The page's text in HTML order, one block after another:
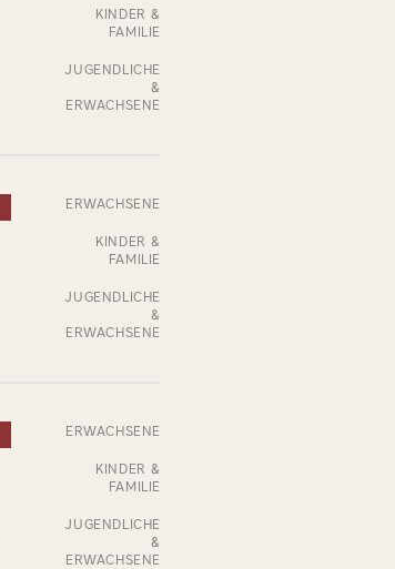
KINDER &
FAMILIE
JUGENDLICHE
&
ERWACHSENE
ERWACHSENE
KINDER &
FAMILIE
JUGENDLICHE
&
ERWACHSENE
ERWACHSENE
KINDER &
FAMILIE
JUGENDLICHE
&
ERWACHSENE